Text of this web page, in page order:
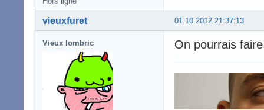
01.10.2012 21:37:13
vieuxfuret
Vieux lombric On pourrais